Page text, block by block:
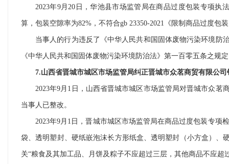
2023年9月20日，华池县市场监管局在商品过度包装专项执
算，包装空隙率为82%，不符合gb 23350-2021《限制商品过度包
当事人的行为违反了《中华人民共和国固体废物污染环境防
《中华人民共和国固体废物污染环境防治法》第一百零五条之
7.山西省晋城市城区市场监管局纠正晋城市众茗商贸有限公
2023年9月1日，山西省晋城市城区市场监管局对晋城市众
当事人已整改。
2023年9月1日，晋城市城区市场监管局在商品过度包装专项
袋、透明塑封、硬纸嵌泡沫长方形纸盒、透明塑封（小方盒）、
关“粮食及其加工品、月饼及粽子不应超过三层，其他商品不应超